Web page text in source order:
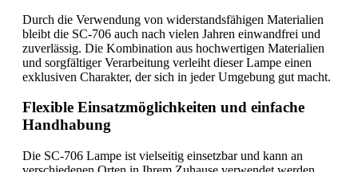
Durch die Verwendung von widerstandsfähigen Materialien
bleibt die SC-706 auch nach vielen Jahren einwandfrei und
zuverlässig. Die Kombination aus hochwertigen Materialien
und sorgfältiger Verarbeitung verleiht dieser Lampe einen
exklusiven Charakter, der sich in jeder Umgebung gut macht.
Flexible Einsatzmöglichkeiten und einfache
Handhabung
Die SC-706 Lampe ist vielseitig einsetzbar und kann an